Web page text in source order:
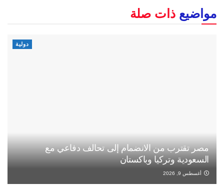
مواضيع ذات صلة
دولية
مصر تقترب من الانضمام إلى تحالف دفاعي مع
السعودية وتركيا وباكستان
أغسطس 9, 2026